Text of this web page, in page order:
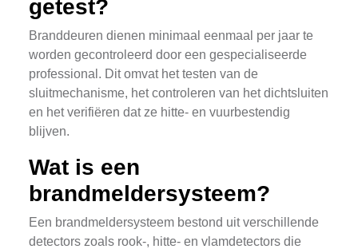
getest?
Branddeuren dienen minimaal eenmaal per jaar te
worden gecontroleerd door een gespecialiseerde
professional. Dit omvat het testen van de
sluitmechanisme, het controleren van het dichtsluiten
en het verifiëren dat ze hitte- en vuurbestendig
blijven.
Wat is een
brandmeldersysteem?
Een brandmeldersysteem bestond uit verschillende
detectors zoals rook-, hitte- en vlamdetectors die